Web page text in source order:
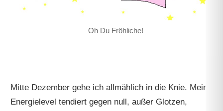
Oh Du Fröhliche!
Mitte Dezember gehe ich allmählich in die Knie. Mein
Energielevel tendiert gegen null, außer Glotzen,